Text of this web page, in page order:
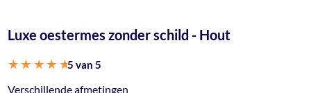
Luxe oestermes zonder schild - Hout
5 van 5
Verschillende afmetingen